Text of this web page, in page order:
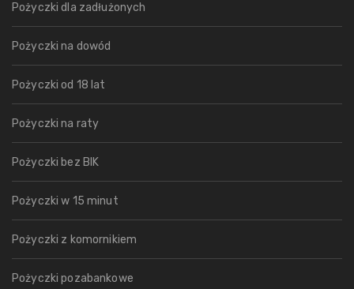
Pożyczki dla zadłużonych
Pożyczki na dowód
Pożyczki od 18 lat
Pożyczki na raty
Pożyczki bez BIK
Pożyczki w 15 minut
Pożyczki z komornikiem
Pożyczki pozabankowe